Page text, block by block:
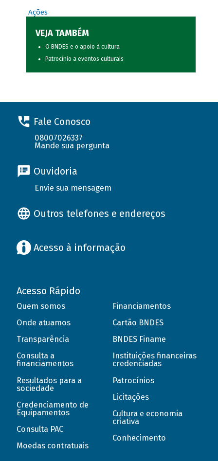
Ações
VEJA TAMBÉM
O BNDES e o apoio à cultura
Patrocínio a eventos culturais
Fale Conosco
08007026337
Mande sua pergunta
Ouvidoria
Envie sua mensagem
Outros telefones e endereços
Acesso à informação
Acesso Rápido
Quem somos
Onde atuamos
Transparência
Consulta a
financiamentos
Resultados para a
sociedade
Credenciamento de
Equipamentos
Consulta PAC
Moedas contratuais
Financiamentos
Cartão BNDES
BNDES Finame
Instituições financeiras
credenciadas
Patrocínios
Licitações
Cultura e economia
criativa
Conhecimento